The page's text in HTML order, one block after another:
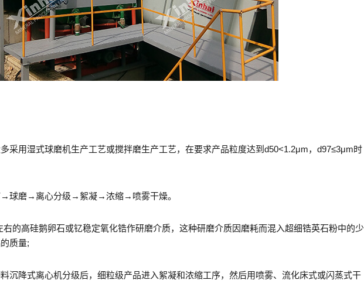
采用湿式球磨机生产工艺或搅拌磨生产工艺，在要求产品粒度达到d50<1.2μm，d97≤3μm时
→球磨→离心分级→絮凝→浓缩→喷雾干燥。
的高硅鹅卵石或钇稳定氧化锆作研磨介质，这种研磨介质因磨耗而混入超细锆英石粉中的少
质量;
沉降式离心机分级后，细粒级产品进入絮凝和浓缩工序，然后用喷雾、流化床式或闪蒸式干